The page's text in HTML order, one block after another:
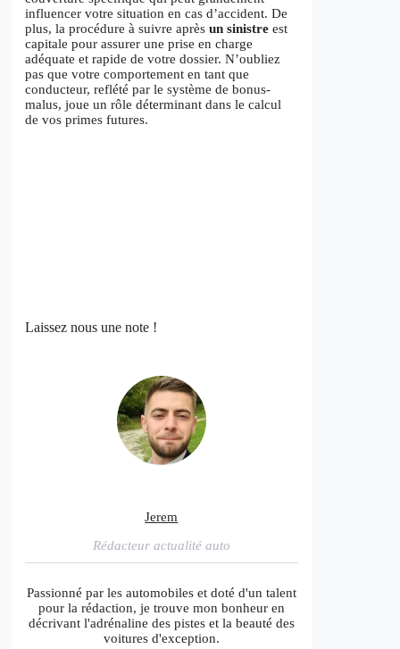
influencer votre situation en cas d’accident. De
plus, la procédure à suivre après un sinistre est
capitale pour assurer une prise en charge
adéquate et rapide de votre dossier. N’oubliez
pas que votre comportement en tant que
conducteur, reflété par le système de bonus-
malus, joue un rôle déterminant dans le calcul
de vos primes futures.
Laissez nous une note !
Jerem
Rédacteur actualité auto
Passionné par les automobiles et doté d'un talent
pour la rédaction, je trouve mon bonheur en
décrivant l'adrénaline des pistes et la beauté des
voitures d'exception.